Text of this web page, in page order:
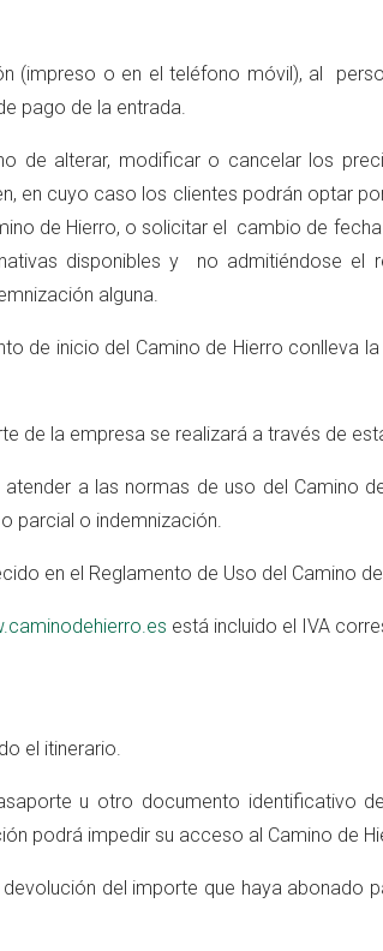
(impreso o en el teléfono móvil), al
pago de la entrada.
de alterar, modificar o cancelar los
en cuyo caso los clientes podrán optar
de Hierro, o solicitar el cambio de
disponibles y no admitiéndose el
alguna.
de inicio del Camino de Hierro conlleva
de la empresa se realizará a través de
a las normas de uso del Camino
parcial o indemnización.
en el Reglamento de Uso del Camino
está incluido el IVA
el itinerario.
u otro documento
podrá impedir su acceso al Camino de
del importe que haya abonado